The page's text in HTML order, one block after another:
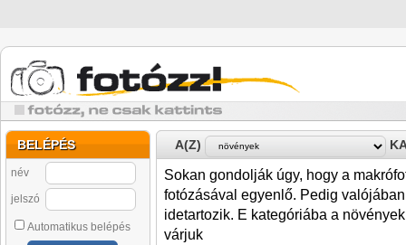
BELÉPÉS
név
jelszó
Automatikus belépés
A(Z)
Sokan gondolják úgy, hogy a
fotózásával egyenlő. Pedig
idetartozik. E kategóriába a
várjuk